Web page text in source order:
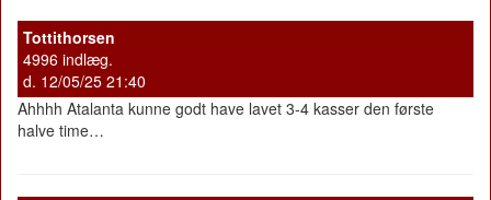
Tottithorsen
4996 indlæg.
d. 12/05/25 21:40
Ahhhh Atalanta kunne godt have lavet 3-4 kasser den første
halve time…